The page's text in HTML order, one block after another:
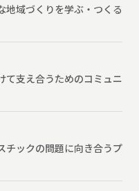
地域づくりを学ぶ・つくる
て支え合うためのコミュニ
チックの問題に向き合うプ